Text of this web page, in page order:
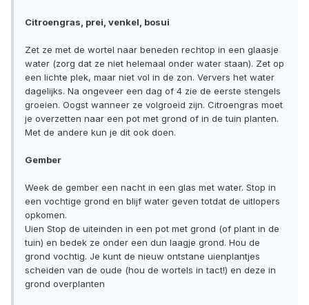
Citroengras, prei, venkel, bosui
Zet ze met de wortel naar beneden rechtop in een glaasje
water (zorg dat ze niet helemaal onder water staan). Zet op
een lichte plek, maar niet vol in de zon. Ververs het water
dagelijks. Na ongeveer een dag of 4 zie de eerste stengels
groeien. Oogst wanneer ze volgroeid zijn. Citroengras moet
je overzetten naar een pot met grond of in de tuin planten.
Met de andere kun je dit ook doen.
Gember
Week de gember een nacht in een glas met water. Stop in
een vochtige grond en blijf water geven totdat de uitlopers
opkomen.
Uien Stop de uiteinden in een pot met grond (of plant in de
tuin) en bedek ze onder een dun laagje grond. Hou de
grond vochtig. Je kunt de nieuw ontstane uienplantjes
scheiden van de oude (hou de wortels in tact!) en deze in
grond overplanten